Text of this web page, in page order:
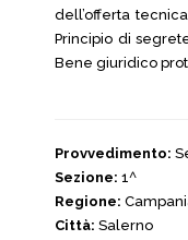
dell’offerta
Principio di
Bene giuridico
Provvedimento:
Sezione: 1^
Regione:
Città: Salerno